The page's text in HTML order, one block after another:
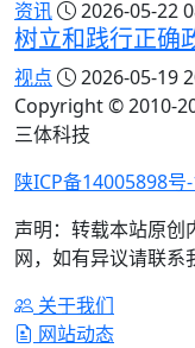
资讯 2026-05-22
树立和践行正确
视点
2026-05-19
Copyright © 2010-
三体科技
陕ICP备14005898号-
声明：转载本站原创
网，如有异议请联系
关于我们
网站动态